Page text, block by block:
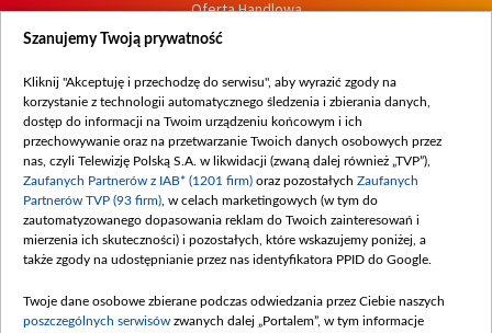
Oferta Handlowa
Dostępność
Procedura zgłoszeń wewnętrznych
Szanujemy Twoją prywatność
Kliknij "Akceptuję i przechodzę do serwisu", aby wyrazić zgody na
korzystanie z technologii automatycznego śledzenia i zbierania danych,
dostęp do informacji na Twoim urządzeniu końcowym i ich
przechowywanie oraz na przetwarzanie Twoich danych osobowych przez
nas, czyli Telewizję Polską S.A. w likwidacji (zwaną dalej również „TVP”),
Zaufanych Partnerów z IAB* (1201 firm) oraz pozostałych Zaufanych
Partnerów TVP (93 firm) , w celach marketingowych (w tym do
zautomatyzowanego dopasowania reklam do Twoich zainteresowań i
mierzenia ich skuteczności) i pozostałych, które wskazujemy poniżej, a
także zgody na udostępnianie przez nas identyfikatora PPID do Google.
Twoje dane osobowe zbierane podczas odwiedzania przez Ciebie naszych
poszczególnych serwisów zwanych dalej „Portalem”, w tym informacje